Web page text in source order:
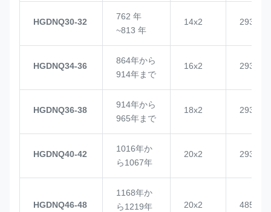
HGDNQ30-32
762 年
~813 年
14x2 2937
HGDNQ34-36
864年から
914年まで
16x2 2937
HGDNQ36-38
914年から
965年まで
18x2 2937
HGDNQ40-42
1016年か
ら1067年
20x2 2937
HGDNQ46-48
1168年か
ら1219年
20x2 4855